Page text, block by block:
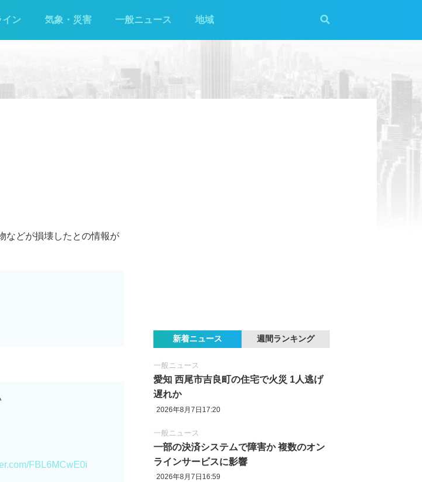
イン 気象・災害 一般ニュース 地域
などが損壊したとの情報が
FBL6MCwE0i
新着ニュース 週間ランキング
一般ニュース
愛知 西尾市吉良町の住宅で火災 1人逃げ
遅れか
2026年8月7日17:20
一般ニュース
一部の決済システムで障害か 複数のオン
ラインサービスに影響
2026年8月7日16:59